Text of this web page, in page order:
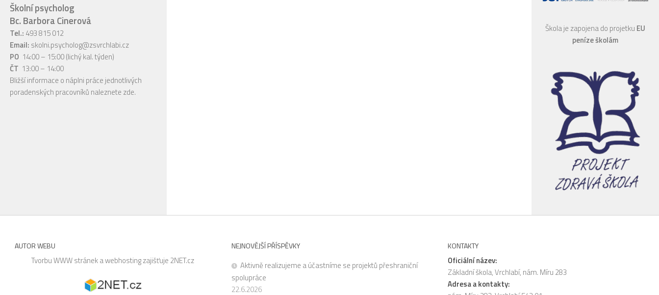
Školní psycholog
Bc. Barbora Cinerová
Tel.: 493 815 012
Email: skolni.psycholog@zsvrchlabi.cz
PO 14:00 – 15:00 (lichý kal. týden)
ČT 13:00 – 14:00
Bližší informace o náplni práce jednotlivých
poradenských pracovníků naleznete zde.
Škola je zapojena do projetku EU
peníze školám
AUTOR WEBU
Tvorbu WWW stránek a webhosting zajišťuje 2NET.cz
NEJNOVĚJŠÍ PŘÍSPĚVKY
Aktivně realizujeme a účastníme se projektů přeshraniční
spolupráce
22.6.2026
KONTAKTY
Oficiální název:
Základní škola, Vrchlabí, nám. Míru 283
Adresa a kontakty: